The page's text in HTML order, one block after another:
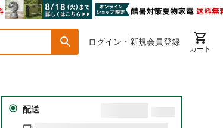
ログイン・新規会員登録
カート
配送